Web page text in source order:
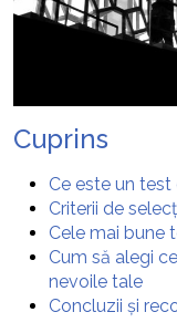
Cuprins
Ce este un
Criterii de
Cele mai bune
Cum să alegi
nevoile tale
Concluzii și